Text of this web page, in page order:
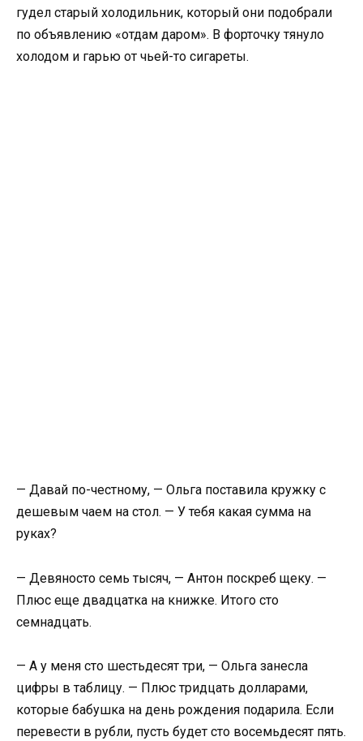
гудел старый холодильник, который они подобрали
по объявлению «отдам даром». В форточку тянуло
холодом и гарью от чьей-то сигареты.
— Давай по-честному, — Ольга поставила кружку с
дешевым чаем на стол. — У тебя какая сумма на
руках?
— Девяносто семь тысяч, — Антон поскреб щеку. —
Плюс еще двадцатка на книжке. Итого сто
семнадцать.
— А у меня сто шестьдесят три, — Ольга занесла
цифры в таблицу. — Плюс тридцать долларами,
которые бабушка на день рождения подарила. Если
перевести в рубли, пусть будет сто восемьдесят пять.